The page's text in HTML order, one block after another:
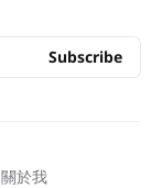
Subscribe
關於我